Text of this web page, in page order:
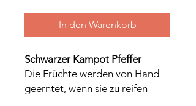
In den Warenkorb
Schwarzer Kampot Pfeffer
Die Früchte werden von Hand
geerntet, wenn sie zu reifen